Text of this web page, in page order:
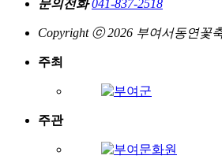
문의전화 041-837-2518
Copyright ⓒ 2026 부여서동연꽃
주최
주관